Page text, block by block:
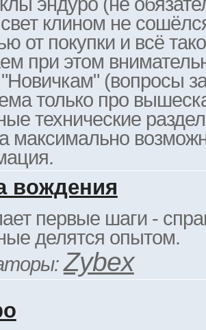
клином не
от покупки и всё
при этом
(вопросы
только про
технические
максимально
вождения
первые шаги -
делятся опытом.
Zybex